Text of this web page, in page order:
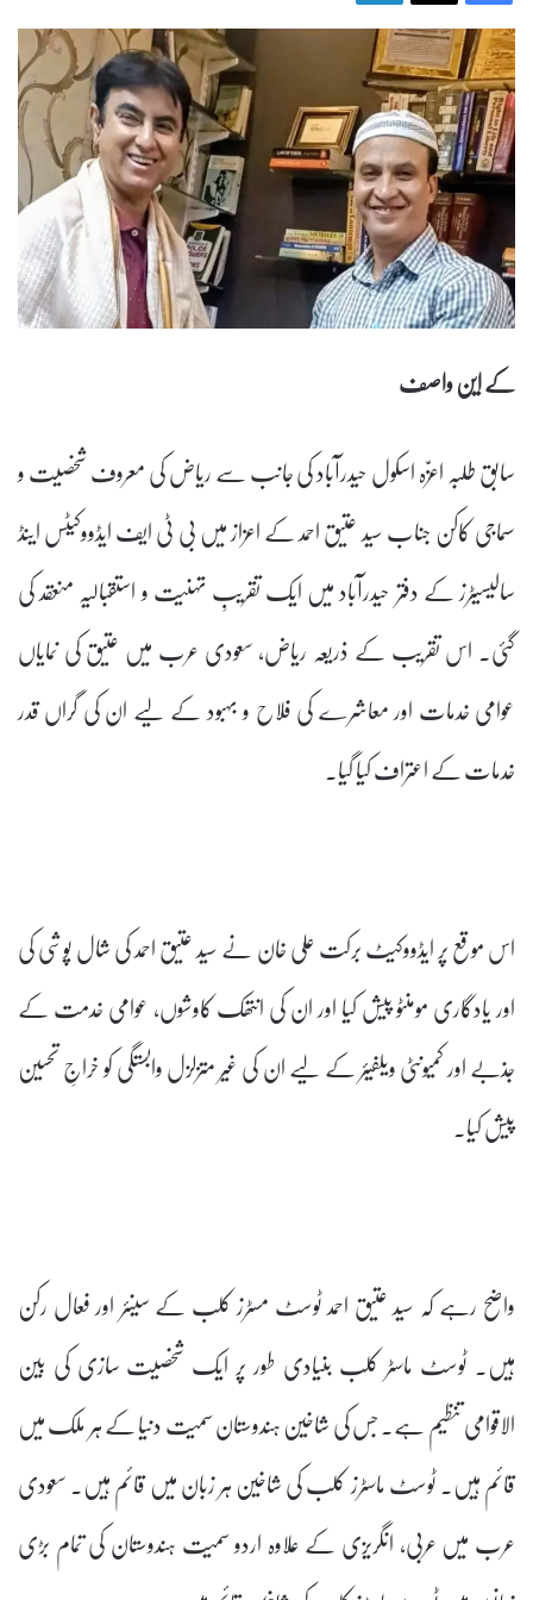
کے این واصف
سابق طلبہ اعزّہ اسکول حیدرآباد کی جانب سے ریاض کی معروف شخصیت و
سماجی کاکن جناب سید عتیق احمد کے اعزاز میں بی ٹی ایف ایڈووکیٹس اینڈ
سالیسیٹرز کے دفتر حیدرآباد میں ایک تقریبِ تہنیت و استقبالیہ منعقد کی
گئی۔ اس تقریب کے ذریعہ ریاض، سعودی عرب میں عتیق کی نمایاں
عوامی خدمات اور معاشرے کی فلاح و بہبود کے لیے ان کی گراں قدر
خدمات کے اعتراف کیا گیا۔
اس موقع پر ایڈووکیٹ برکت علی خان نے سید عتیق احمد کی شال پوشی کی
اور یادگاری مومنٹو پیش کیا اور ان کی انتھک کاوشوں، عوامی خدمت کے
جذبے اور کمیونٹی ویلفیئر کے لیے ان کی غیر متزلزل وابستگی کو خراجِ تحسین
پیش کیا۔
واضح رہے کہ سید عتیق احمد ٹوسٹ مسٹرز کلب کے سینئر اور فعال رکن
ہیں۔ ٹوسٹ ماسٹر کلب بنیادی طور پر ایک شخصیت سازی کی بین
الاقوامی تنظیم ہے۔ جس کی شاخین ہندوستان سمیت دنیا کے ہر ملک میں
قائم ہیں۔ ٹوسٹ ماسٹرز کلب کی شاخین ہر زبان میں قائم ہیں۔ سعودی
عرب میں عربی، انگریزی کے علاوہ اردو سمیت ہندوستان کی تمام بڑی